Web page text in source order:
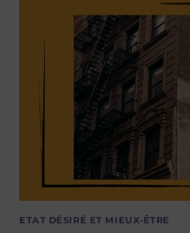
OU
RIVAUX ?
ETAT DÉSIRÉ ET MIEUX-ÊTRE